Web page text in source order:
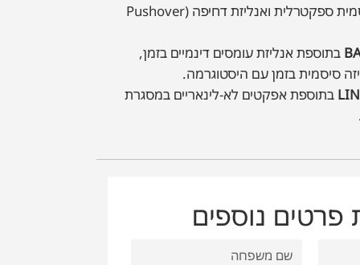
הכולל אנליזה סיסמית ספקטרלית ואנליזת דחיפה (Pushover
בתוספת אנליזת עומסים דינמיים בזמן,
סיסמית בזמן עם היסטוגרמה.
בתוספת אפקטים לא-לינאריים במסגרת
פרטים נוספים